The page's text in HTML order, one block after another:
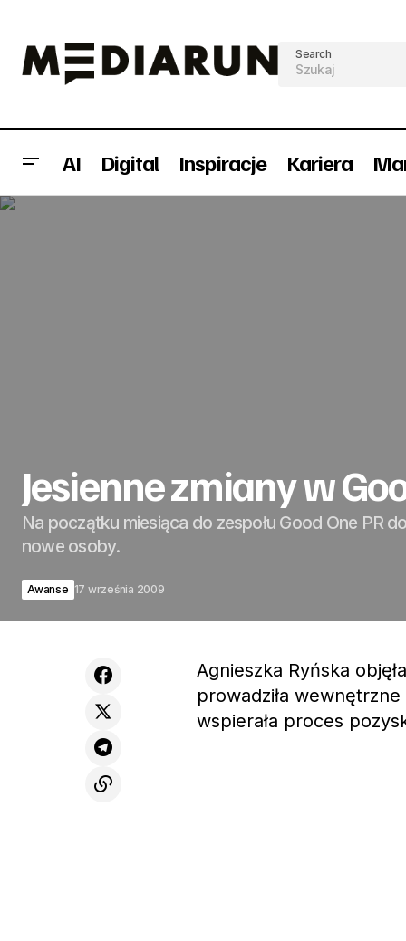
Search
AI Digital Inspiracje Kariera
Jesienne zmiany w
Na początku miesiąca do zespołu Good One PR
nowe osoby.
Awanse 17 września 2009
Agnieszka Ryńska
prowadziła
wspierała proces